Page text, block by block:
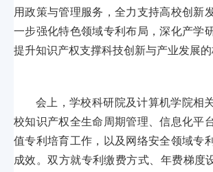
用政策与管理服务，全力支持高校创新
一步强化特色领域专利布局，深化产学
提升知识产权支撑科技创新与产业发展的
会上，学校科研院及计算机学院相
校知识产权全生命周期管理、信息化平
值专利培育工作，以及网络安全领域专
成效。双方就专利缴费方式、年费梯度